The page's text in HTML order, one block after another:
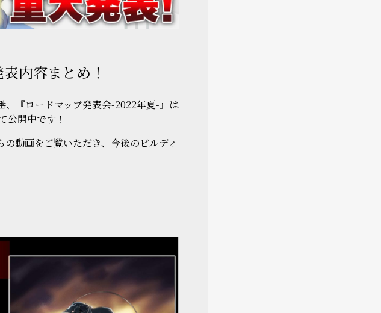
内容まとめ！
、『ロードマップ発表会-2022年夏-』は
公開中です！
動画をご覧いただき、今後のビルディ